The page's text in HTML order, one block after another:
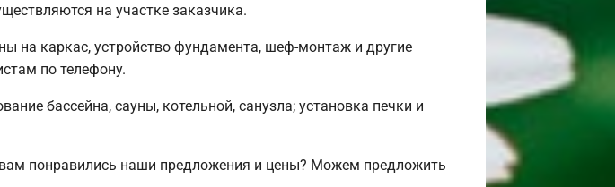
на участке заказчика.
на каркас, устройство фундамента, шеф-монтаж и другие
по телефону.
бассейна, сауны, котельной, санузла; установка печки и
понравились наши предложения и цены? Можем предложить